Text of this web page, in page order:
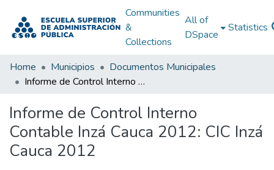
Communities
&
Collections
All of
DSpace
Statistics
Home Municipios
Documentos Municipales
Informe de Control Interno Contable Inzá Cauca 2012: CIC Inzá Cauca 2012
Informe de Control Interno
Contable Inzá Cauca 2012: CIC Inzá
Cauca 2012